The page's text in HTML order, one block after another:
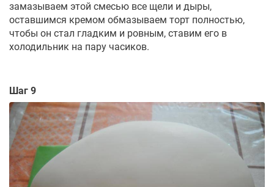
замазываем этой смесью все щели и дыры,
оставшимся кремом обмазываем торт полностью,
чтобы он стал гладким и ровным, ставим его в
холодильник на пару часиков.
Шаг 9